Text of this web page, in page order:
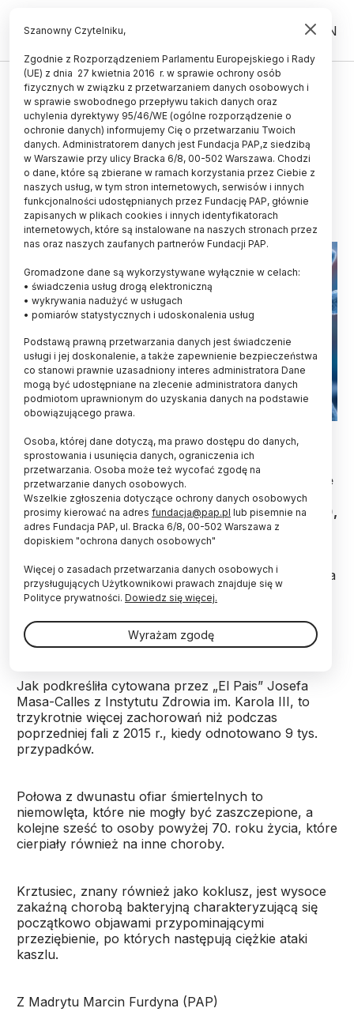
PL EN
ŚWIAT
Hiszpania/ Epidemiolodzy:
rekordowa liczba zachorowań na
krztusiec; 29 tys. przypadków
10.09.2025
aktualizacja: 10.09.2025
1 minuta czytania
Hiszpania odnotowała największą epidemię
krztuśca w całym, trwającym od pół wieku okresie
rejestracji zachorowań – poinformowało
Hiszpańskie Towarzystwo Epidemiologiczne (SEE),
cytowane w poniedziałek przez dziennik „El Pais”.
Liczba zachorowań zaczęła rosnąć wiosną 2023 r., a
infekcje ustały dopiero w październiku ubiegłego
roku. Łącznie odnotowano prawie 29 tys.
przypadków, przy 920 osobach hospitalizowanych i
12 zmarłych.
Jak podkreśliła cytowana przez „El Pais” Josefa
Masa-Calles z Instytutu Zdrowia im. Karola III, to
trzykrotnie więcej zachorowań niż podczas
poprzedniej fali z 2015 r., kiedy odnotowano 9 tys.
przypadków.
Połowa z dwunastu ofiar śmiertelnych to
niemowlęta, które nie mogły być zaszczepione, a
kolejne sześć to osoby powyżej 70. roku życia, które
cierpiały również na inne choroby.
Krztusiec, znany również jako koklusz, jest wysoce
zakaźną chorobą bakteryjną charakteryzującą się
początkowo objawami przypominającymi
przeziębienie, po których następują ciężkie ataki
kaszlu.
Z Madrytu Marcin Furdyna (PAP)
Szanowny Czytelniku,
Zgodnie z Rozporządzeniem Parlamentu Europejskiego i Rady
(UE) z dnia 27 kwietnia 2016 r. w sprawie ochrony osób
fizycznych w związku z przetwarzaniem danych osobowych i
w sprawie swobodnego przepływu takich danych oraz
uchylenia dyrektywy 95/46/WE (ogólne rozporządzenie o
ochronie danych) informujemy Cię o przetwarzaniu Twoich
danych. Administratorem danych jest Fundacja PAP,z siedzibą
w Warszawie przy ulicy Bracka 6/8, 00-502 Warszawa. Chodzi
o dane, które są zbierane w ramach korzystania przez Ciebie z
naszych usług, w tym stron internetowych, serwisów i innych
funkcjonalności udostępnianych przez Fundację PAP, głównie
zapisanych w plikach cookies i innych identyfikatorach
internetowych, które są instalowane na naszych stronach przez
nas oraz naszych zaufanych partnerów Fundacji PAP.
Gromadzone dane są wykorzystywane wyłącznie w celach:
• świadczenia usług drogą elektroniczną
• wykrywania nadużyć w usługach
• pomiarów statystycznych i udoskonalenia usług
Podstawą prawną przetwarzania danych jest świadczenie
usługi i jej doskonalenie, a także zapewnienie bezpieczeństwa
co stanowi prawnie uzasadniony interes administratora Dane
mogą być udostępniane na zlecenie administratora danych
podmiotom uprawnionym do uzyskania danych na podstawie
obowiązującego prawa.
Osoba, której dane dotyczą, ma prawo dostępu do danych,
sprostowania i usunięcia danych, ograniczenia ich
przetwarzania. Osoba może też wycofać zgodę na
przetwarzanie danych osobowych.
Wszelkie zgłoszenia dotyczące ochrony danych osobowych
prosimy kierować na adres fundacja@pap.pl lub pisemnie na
adres Fundacja PAP, ul. Bracka 6/8, 00-502 Warszawa z
dopiskiem "ochrona danych osobowych"
Więcej o zasadach przetwarzania danych osobowych i
przysługujących Użytkownikowi prawach znajduje się w
Polityce prywatności. Dowiedz się więcej.
Wyrażam zgodę